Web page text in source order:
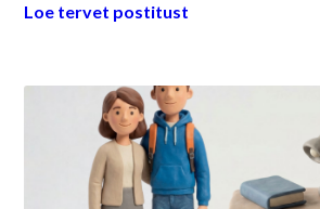
Loe tervet postitust